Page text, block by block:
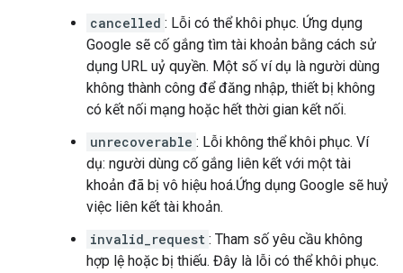
cancelled : Lỗi có thể khôi phục. Ứng dụng
Google sẽ cố gắng tìm tài khoản bằng cách sử
dụng URL uỷ quyền. Một số ví dụ là người dùng
không thành công để đăng nhập, thiết bị không
có kết nối mạng hoặc hết thời gian kết nối.
unrecoverable : Lỗi không thể khôi phục. Ví
dụ: người dùng cố gắng liên kết với một tài
khoản đã bị vô hiệu hoá.Ứng dụng Google sẽ huỷ
việc liên kết tài khoản.
invalid_request : Tham số yêu cầu không
hợp lệ hoặc bị thiếu. Đây là lỗi có thể khôi phục.